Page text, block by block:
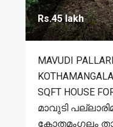
Rs.45 lakh
MAVUDI
SQFT HOUSE
മാവുടി
കോതമംഗലം